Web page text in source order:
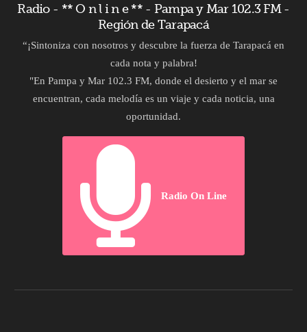
Radio - ** O n l i n e ** - Pampa y Mar 102.3 FM -
Región de Tarapacá
“¡Sintoniza con nosotros y descubre la fuerza de Tarapacá en
cada nota y palabra!
"En Pampa y Mar 102.3 FM, donde el desierto y el mar se
encuentran, cada melodía es un viaje y cada noticia, una
oportunidad.
Radio On Line